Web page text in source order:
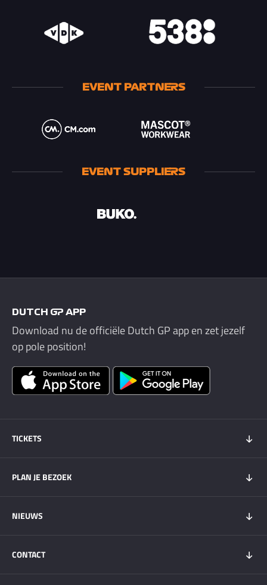
EVENT PARTNERS
EVENT SUPPLIERS
DUTCH GP APP
Download nu de officiële Dutch GP app en zet jezelf
op pole position!
TICKETS
Tickets Super Friday
Wachtlijst weekendtickets
My DGP
PLAN JE BEZOEK
Bezoekersinfo
Plattegrond
NIEUWS
Circuit Zandvoort
CONTACT